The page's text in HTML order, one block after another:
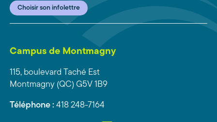
Choisir son infolettre
Campus de Montmagny
115, boulevard Taché Est
Montmagny (QC) G5V 1B9
Téléphone : 418 248-7164